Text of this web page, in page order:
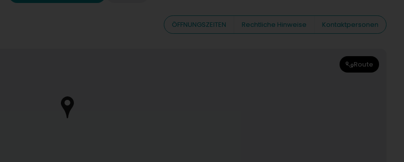
ÖFFNUNGSZEITEN Rechtliche Hinweise
Kontaktpersonen
Route